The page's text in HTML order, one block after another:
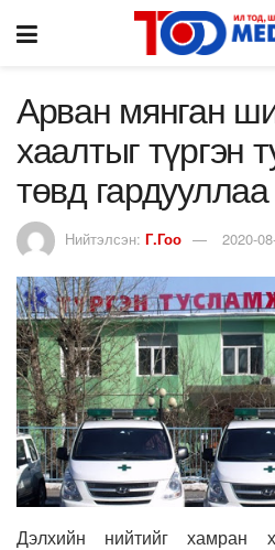
Арван мянган
хаалтыг түргэн
төвд гардууллаа
Нийтэлсэн: Г.Гоо 2020-
Дэлхийн нийтийг хамран